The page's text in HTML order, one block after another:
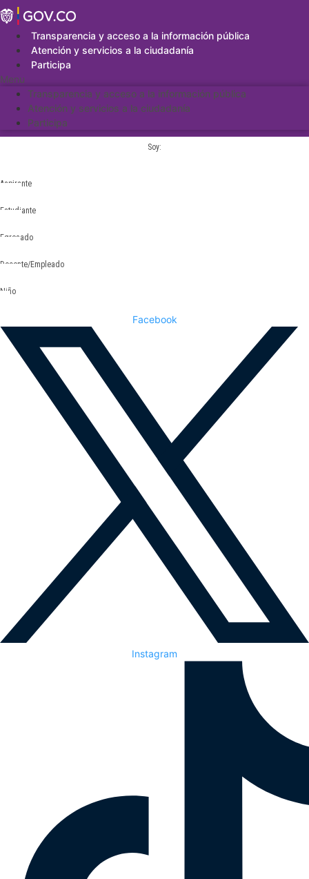
Saltar
al
contenidoTransparencia y acceso a la información pública
Atención y servicios a la ciudadanía
Participa
Menu
Transparencia y acceso a la información pública
Atención y servicios a la ciudadanía
Participa
Soy:
Aspirante
Estudiante
Egresado
Docente/Empleado
Niño
Facebook
Instagram